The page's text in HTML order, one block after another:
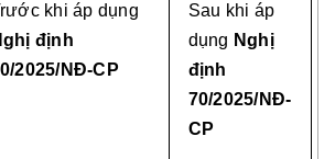
khi áp dụng
định
2025/NĐ-CP
Sau khi áp
dụng Nghị
định
70/2025/NĐ-
CP